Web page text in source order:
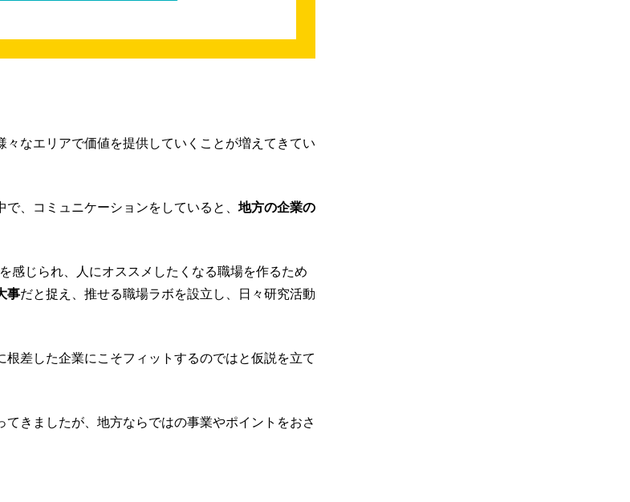
なエリアで価値を提供していくことが増えてきてい
、コミュニケーションをしていると、 地方の企業の
感じられ、人にオススメしたくなる職場を作るため
事だと捉え、推せる職場ラボを設立し、日々研究活動
差した企業にこそフィットするのではと仮説を立て
きましたが、地方ならではの事業やポイントをおさ